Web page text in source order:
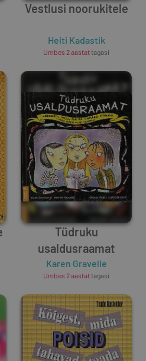
Vestlusi noorukitele
Heiti Kadastik
Umbes 2 aastattagasi
Tüdruku
usaldusraamat
Karen Gravelle
Umbes 2 aastattagasi